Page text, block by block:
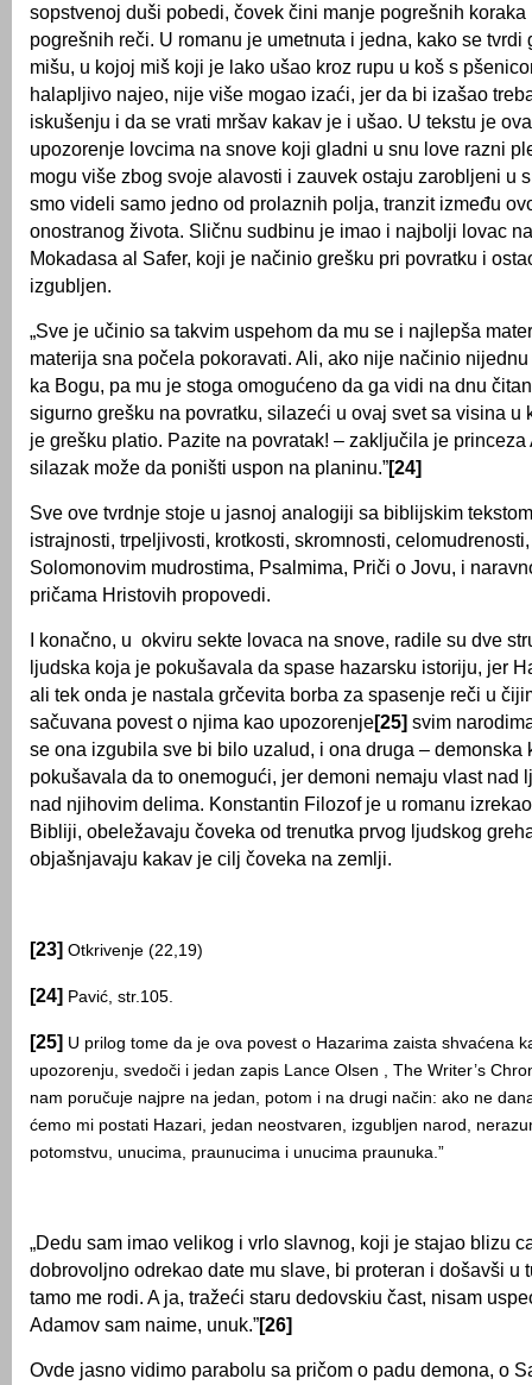
sopstvenoj duši pobedi, čovek čini manje pogrešnih koraka
pogrešnih reči. U romanu je umetnuta i jedna, kako se tvrdi
mišu, u kojoj miš koji je lako ušao kroz rupu u koš s
halapljivo najeo, nije više mogao izaći, jer da bi izašao
iskušenju i da se vrati mršav kakav je i ušao. U tekstu je
upozorenje lovcima na snove koji gladni u snu love razni
mogu više zbog svoje alavosti i zauvek ostaju zarobljeni u
smo videli samo jedno od prolaznih polja, tranzit između
onostranog života. Sličnu sudbinu je imao i najbolji lovac
Mokadasa al Safer, koji je načinio grešku pri povratku i
izgubljen.
„Sve je učinio sa takvim uspehom da mu se i najlepša
materija sna počela pokoravati. Ali, ako nije načinio
ka Bogu, pa mu je stoga omogućeno da ga vidi na dnu
sigurno grešku na povratku, silazeći u ovaj svet sa visina u
je grešku platio. Pazite na povratak! – zaključila je princeza
silazak može da poništi uspon na planinu.”[24]
Sve ove tvrdnje stoje u jasnoj analogiji sa biblijskim
istrajnosti, trpeljivosti, krotkosti, skromnosti,
Solomonovim mudrostima, Psalmima, Priči o Jovu, i
pričama Hristovih propovedi.
I konačno, u okviru sekte lovaca na snove, radile su dve
ljudska koja je pokušavala da spase hazarsku istoriju, jer
ali tek onda je nastala grčevita borba za spasenje reči u
sačuvana povest o njima kao upozorenje[25] svim
se ona izgubila sve bi bilo uzalud, i ona druga – demonska
pokušavala da to onemogući, jer demoni nemaju vlast nad
nad njihovim delima. Konstantin Filozof je u romanu
Bibliji, obeležavaju čoveka od trenutka prvog ljudskog
objašnjavaju kakav je cilj čoveka na zemlji.
[23] Otkrivenje (22,19)
[24] Pavić, str.105.
[25] U prilog tome da je ova povest o Hazarima zaista shvaćena
upozorenju, svedoči i jedan zapis Lance Olsen , The Writer’s
nam poručuje najpre na jedan, potom i na drugi način: ako ne
ćemo mi postati Hazari, jedan neostvaren, izgubljen narod,
potomstvu, unucima, praunucima i unucima praunuka.”
„Dedu sam imao velikog i vrlo slavnog, koji je stajao blizu
dobrovoljno odrekao date mu slave, bi proteran i došavši u
tamo me rodi. A ja, tražeći staru dedovskiu čast, nisam
Adamov sam naime, unuk.”[26]
Ovde jasno vidimo parabolu sa pričom o padu demona, o